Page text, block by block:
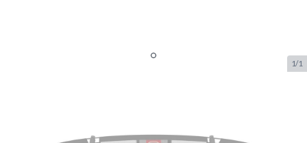
1/1
Fasteners for 8 poles